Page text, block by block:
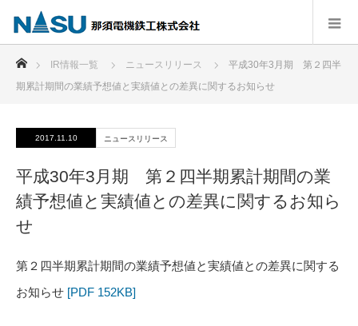
ホーム
IR情報一覧 ニュースリリース
平成30年3月期 第２四半
期累計期間の業績予想値と実績値との差異に関するお知らせ
2017.11.10 ニュースリリース
平成30年3月期 第２四半期累計期間の業
績予想値と実績値との差異に関するお知ら
せ
第２四半期累計期間の業績予想値と実績値との差異に関する
お知らせ [PDF 152KB]